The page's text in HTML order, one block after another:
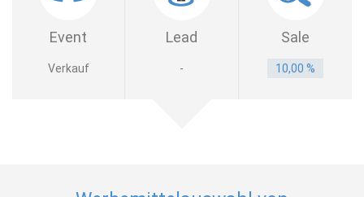
Event Lead Sale
Verkauf - 10,00 %